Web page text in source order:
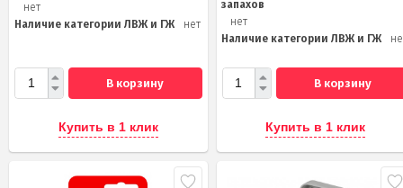
нет
Наличие категории ЛВЖ и ГЖ
нет
В корзину
Купить в 1 клик
запахов
нет
Наличие категории ЛВЖ и ГЖ
В корзину
Купить в 1 клик